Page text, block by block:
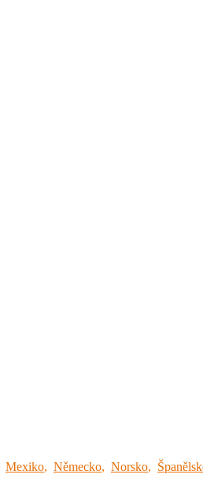
Mexiko, Německo, Norsko,